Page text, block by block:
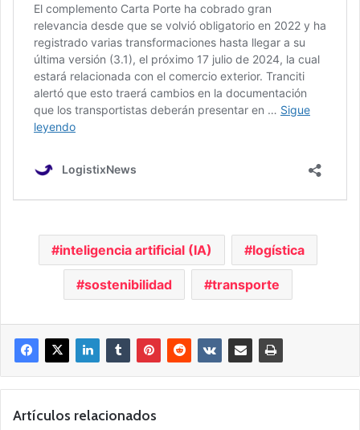
inteligencia artificial (IA) logística
sostenibilidad transporte
Artículos relacionados